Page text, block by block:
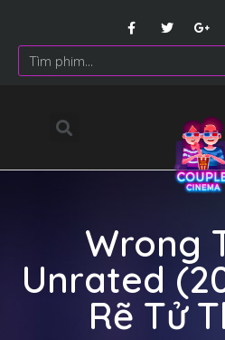
Wrong
Unrated
Rẽ Tử